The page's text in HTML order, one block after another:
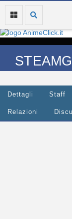
Dettagli Staff
Relazioni